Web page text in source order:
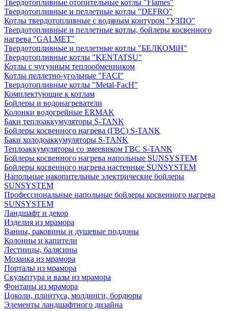
Твердотопливные отопительные котлы "Flames"
Твердотопливные и пеллетные котлы "DEFRO"
Котлы твердотопливные с водяным контуром "УЗПО"
Твердотопливные и пеллетные котлы, бойлеры косвенного
нагрева "GALMET"
Твердотопливные и пеллетные котлы "БЕЛКОМiН"
Твердотопливные котлы "KENTATSU"
Котлы с чугунным теплообменником
Котлы пеллетно-угольные "FACI"
Твердотопливные котлы "Metal-FacH"
Комплектующие к котлам
Бойлеры и водонагреватели
Колонки водогрейные ERMAK
Баки теплоаккумуляторы S-TANK
Бойлеры косвенного нагрева (ГВС) S-TANK
Баки холодоаккумуляторы S-TANK
Теплоаккумуляторы со змеевиком ГВС S-TANK
Бойлеры косвенного нагрева напольные SUNSYSTEM
Бойлеры косвенного нагрева настенные SUNSYSTEM
Напольные накопительные электрические бойлеры
SUNSYSTEM
Профессиональные напольные бойлеры косвенного нагрева
SUNSYSTEM
Ландшафт и декор
Изделия из мрамора
Ванны, раковины и душевые поддоны
Колонны и капители
Лестницы, балясины
Мозаика из мрамора
Порталы из мрамора
Скульптура и вазы из мрамора
Фонтаны из мрамора
Цоколи, плинтуса, молдинги, бордюры
Элементы ландшафтного дизайна